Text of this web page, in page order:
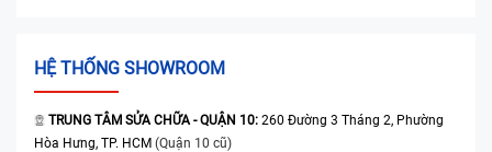
HỆ THỐNG SHOWROOM
TRUNG TÂM SỬA CHỮA - QUẬN 10: 260 Đường 3 Tháng 2, Phường
Hòa Hưng, TP. HCM (Quận 10 cũ)